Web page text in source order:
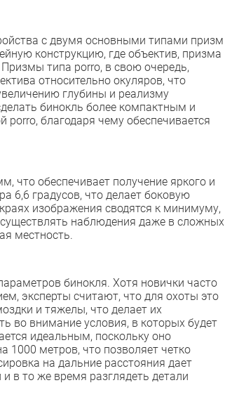
с двумя основными типами призм
конструкцию, где объектив, призма
типа porro, в свою очередь,
относительно окуляров, что
глубины и реализму
бинокль более компактным и
благодаря чему обеспечивается
что обеспечивает получение яркого и
6,6 градусов, что делает боковую
изображения сводятся к минимуму,
наблюдения даже в сложных
местность.
бинокля. Хотя новички часто
эксперты считают, что для охоты это
и тяжелы, что делает их
во внимание условия, в которых будет
идеальным, поскольку оно
1000 метров, что позволяет четко
на дальние расстояния дает
в то же время разглядеть детали